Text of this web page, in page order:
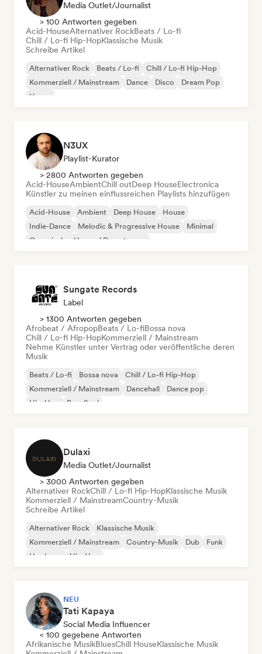
Media Outlet/Journalist
> 100 Antworten gegeben
Acid-HouseAlternativer RockBeats / Lo-fi
Chill / Lo-fi Hip-HopKlassische Musik
Schreibe Artikel
Alternativer Rock Beats / Lo-fi
Chill / Lo-fi Hip-Hop
Kommerziell / Mainstream
Dance Disco
Dream Pop
House
N3UX
Playlist-Kurator
> 2800 Antworten gegeben
Acid-HouseAmbientChill outDeep HouseElectronica
Künstler zu meinen einflussreichen Playlists hinzufügen
Acid-House Ambient Deep House
House
Indie-Dance
Melodic & Progressive House
Minimal
Organischer House / Downtempo
Sungate Records
Label
> 1300 Antworten gegeben
Afrobeat / AfropopBeats / Lo-fiBossa nova
Chill / Lo-fi Hip-HopKommerziell / Mainstream
Nehme Künstler unter Vertrag oder veröffentliche deren
Musik
Beats / Lo-fi Bossa nova
Chill / Lo-fi Hip-Hop
Kommerziell / Mainstream
Dancehall
Dance pop
Hip-Hop
Pop-Soul
Dulaxi
Media Outlet/Journalist
> 3000 Antworten gegeben
Alternativer RockChill / Lo-fi Hip-HopKlassische Musik
Kommerziell / MainstreamCountry-Musik
Schreibe Artikel
Alternativer Rock
Klassische Musik
Kommerziell / Mainstream
Country-Musik Dub
Funk
Hardcore
Hip-Hop
NEU
Tati Kapaya
Social Media Influencer
< 100 gegebene Antworten
Afrikanische MusikBluesChill HouseKlassische Musik